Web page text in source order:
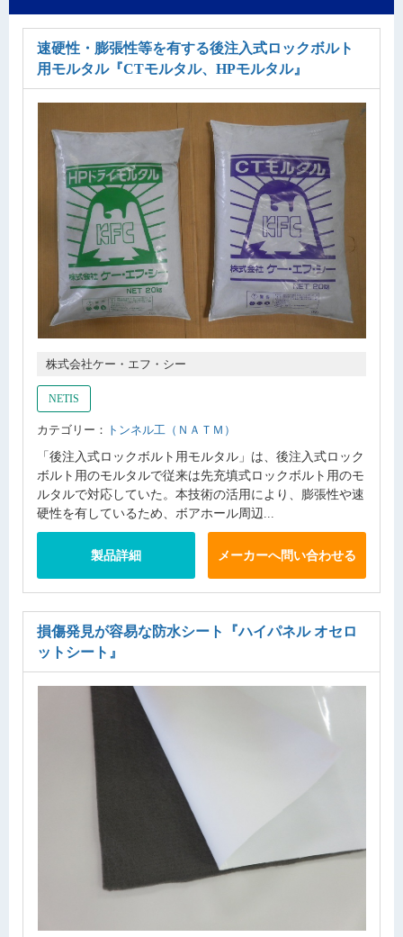
速硬性・膨張性等を有する後注入式ロックボルト
用モルタル『CTモルタル、HPモルタル』
株式会社ケー・エフ・シー
NETIS
カテゴリー： トンネル工（ＮＡＴＭ）
「後注入式ロックボルト用モルタル」は、後注入式ロック
ボルト用のモルタルで従来は先充填式ロックボルト用のモ
ルタルで対応していた。本技術の活用により、膨張性や速
硬性を有しているため、ボアホール周辺...
製品詳細 メーカーへ問い合わせる
損傷発見が容易な防水シート
『ハイパネル オセロ
ットシート』